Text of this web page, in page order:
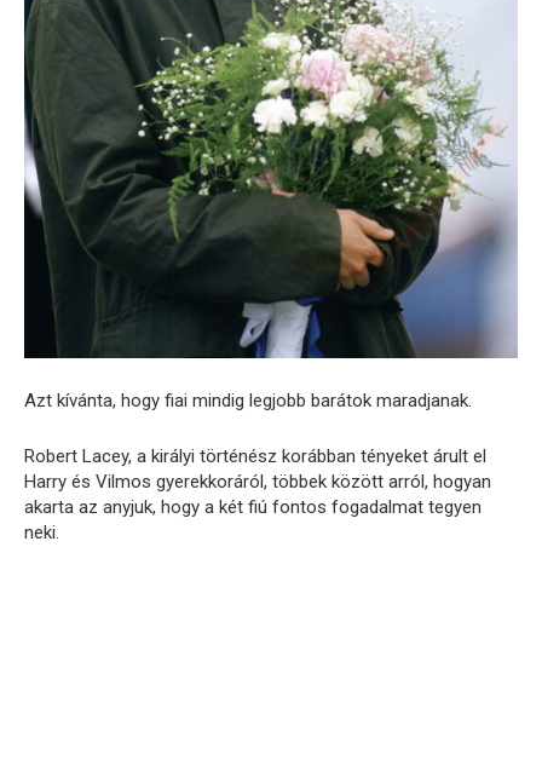
Azt kívánta, hogy fiai mindig legjobb barátok maradjanak.
Robert Lacey, a királyi történész korábban tényeket árult el
Harry és Vilmos gyerekkoráról, többek között arról, hogyan
akarta az anyjuk, hogy a két fiú fontos fogadalmat tegyen
neki.